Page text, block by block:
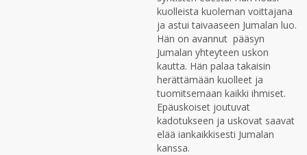
kuolleista kuoleman voittajana
ja astui taivaaseen Jumalan luo.
Hän on avannut pääsyn
Jumalan yhteyteen uskon
kautta. Hän palaa takaisin
herättämään kuolleet ja
tuomitsemaan kaikki ihmiset.
Epäuskoiset joutuvat
kadotukseen ja uskovat saavat
elää iankaikkisesti Jumalan
kanssa.